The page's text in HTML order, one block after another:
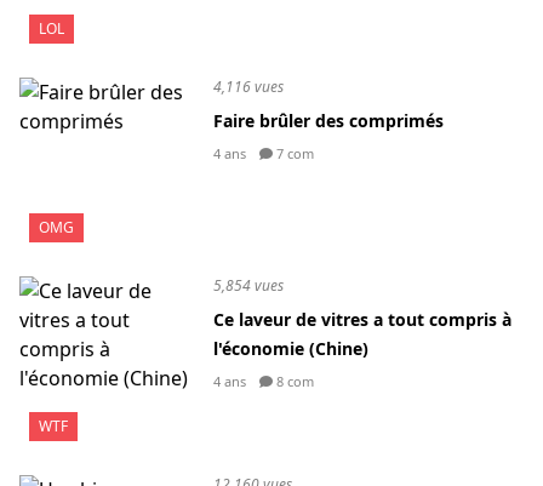
LOL
OMG
4,116 vues
Faire brûler des comprimés
4 ans 7 com
WTF
5,854 vues
Ce laveur de vitres a tout compris à
l'économie (Chine)
4 ans 8 com